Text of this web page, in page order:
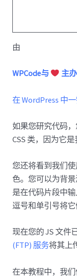
由
WPCode与 主办
在 WordPress 中
如果您研究代码
CSS 类，因为它
您还将看到我们
色。您可以为背
是在代码片段中
逗号和单引号将它
现在您的 JS 文件
(FTP) 服务将其上
在本教程中，我们